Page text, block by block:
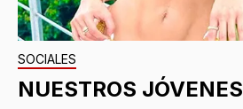
SOCIALES
NUESTROS JÓVENES